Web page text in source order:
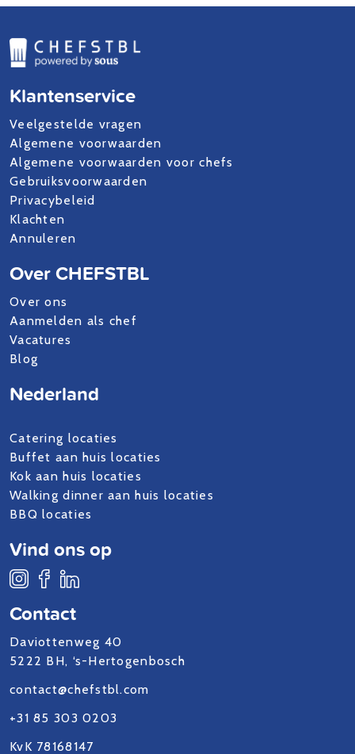
Klantenservice
Veelgestelde vragen
Algemene voorwaarden
Algemene voorwaarden voor chefs
Gebruiksvoorwaarden
Privacybeleid
Klachten
Annuleren
Over CHEFSTBL
Over ons
Aanmelden als chef
Vacatures
Blog
Contact
Daviottenweg 40
5222 BH, ‘s-Hertogenbosch
contact@chefstbl.com
+31 85 303 0203
KvK 78168147
Nederland
Catering locaties
Buffet aan huis locaties
Kok aan huis locaties
Walking dinner aan huis locaties
BBQ locaties
Vind ons op